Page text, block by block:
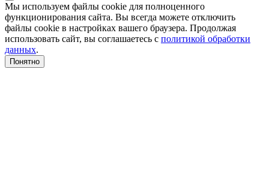
Мы используем файлы cookie для полноценного
функционирования сайта. Вы всегда можете отключить
файлы cookie в настройках вашего браузера. Продолжая
использовать сайт, вы соглашаетесь с политикой обработки
данных.
Понятно